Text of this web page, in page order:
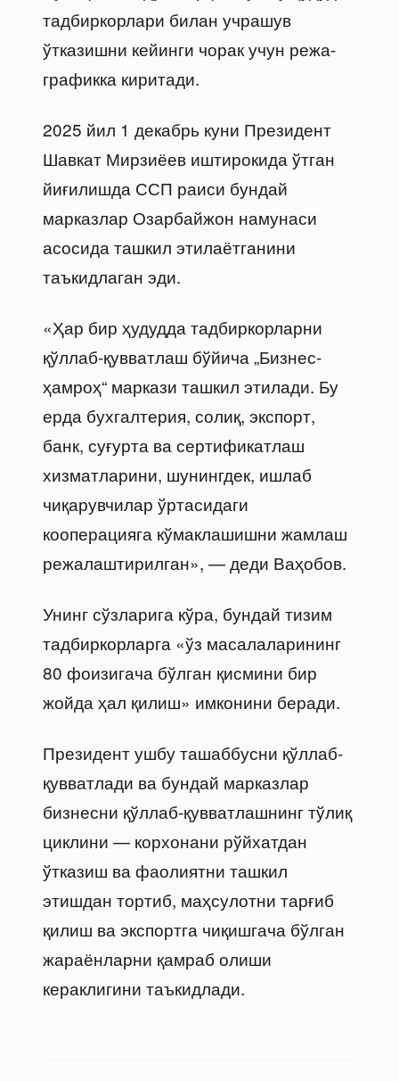
тадбиркорлари билан учрашув
ўтказишни кейинги чорак учун режа-
графикка киритади.
2025 йил 1 декабрь куни Президент
Шавкат Мирзиёев иштирокида ўтган
йиғилишда ССП раиси бундай
марказлар Озарбайжон намунаси
асосида ташкил этилаётганини
таъкидлаган эди.
«Ҳар бир ҳудудда тадбиркорларни
қўллаб-қувватлаш бўйича „Бизнес-
ҳамроҳ“ маркази ташкил этилади. Бу
ерда бухгалтерия, солиқ, экспорт,
банк, суғурта ва сертификатлаш
хизматларини, шунингдек, ишлаб
чиқарувчилар ўртасидаги
кооперацияга кўмаклашишни жамлаш
режалаштирилган», — деди Ваҳобов.
Унинг сўзларига кўра, бундай тизим
тадбиркорларга «ўз масалаларининг
80 фоизигача бўлган қисмини бир
жойда ҳал қилиш» имконини беради.
Президент ушбу ташаббусни қўллаб-
қувватлади ва бундай марказлар
бизнесни қўллаб-қувватлашнинг тўлиқ
циклини — корхонани рўйхатдан
ўтказиш ва фаолиятни ташкил
этишдан тортиб, маҳсулотни тарғиб
қилиш ва экспортга чиқишгача бўлган
жараёнларни қамраб олиши
кераклигини таъкидлади.